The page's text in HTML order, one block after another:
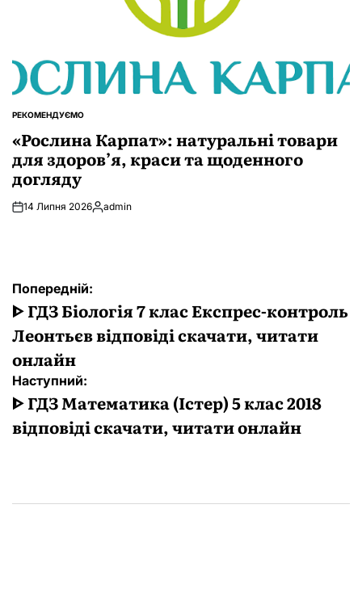
ОПУБЛІКУВАТИ
РЕКОМЕНДУЄМО
«Рослина Карпат»: натуральні товари
для здоров’я, краси та щоденного
догляду
14 Липня 2026Опубліковано
admin
Навігація
записів
Попередній:
ᐈ ГДЗ Біологія 7 клас Експрес-контроль
Леонтьєв відповіді скачати, читати
онлайн
Наступний:
ᐈ ГДЗ Математика (Істер) 5 клас 2018
відповіді скачати, читати онлайн